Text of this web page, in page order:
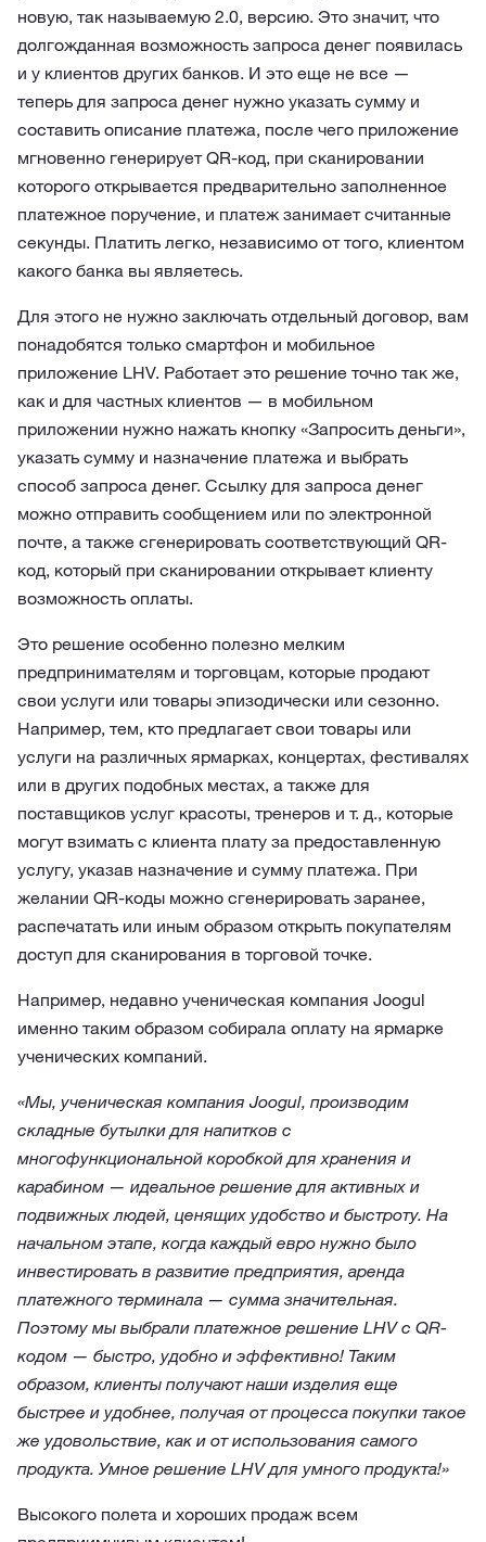
новую, так называемую 2.0, версию. Это значит, что
долгожданная возможность запроса денег появилась
и у клиентов других банков. И это еще не все —
теперь для запроса денег нужно указать сумму и
составить описание платежа, после чего приложение
мгновенно генерирует QR-код, при сканировании
которого открывается предварительно заполненное
платежное поручение, и платеж занимает считанные
секунды. Платить легко, независимо от того, клиентом
какого банка вы являетесь.
Для этого не нужно заключать отдельный договор, вам
понадобятся только смартфон и мобильное
приложение LHV. Работает это решение точно так же,
как и для частных клиентов — в мобильном
приложении нужно нажать кнопку «Запросить деньги»,
указать сумму и назначение платежа и выбрать
способ запроса денег. Ссылку для запроса денег
можно отправить сообщением или по электронной
почте, а также сгенерировать соответствующий QR-
код, который при сканировании открывает клиенту
возможность оплаты.
Это решение особенно полезно мелким
предпринимателям и торговцам, которые продают
свои услуги или товары эпизодически или сезонно.
Например, тем, кто предлагает свои товары или
услуги на различных ярмарках, концертах, фестивалях
или в других подобных местах, а также для
поставщиков услуг красоты, тренеров и т. д., которые
могут взимать с клиента плату за предоставленную
услугу, указав назначение и сумму платежа. При
желании QR-коды можно сгенерировать заранее,
распечатать или иным образом открыть покупателям
доступ для сканирования в торговой точке.
Например, недавно ученическая компания Joogul
именно таким образом собирала оплату на ярмарке
ученических компаний.
«Мы, ученическая компания Joogul, производим
складные бутылки для напитков с
многофункциональной коробкой для хранения и
карабином — идеальное решение для активных и
подвижных людей, ценящих удобство и быстроту. На
начальном этапе, когда каждый евро нужно было
инвестировать в развитие предприятия, аренда
платежного терминала — сумма значительная.
Поэтому мы выбрали платежное решение LHV с QR-
кодом — быстро, удобно и эффективно! Таким
образом, клиенты получают наши изделия еще
быстрее и удобнее, получая от процесса покупки такое
же удовольствие, как и от использования самого
продукта. Умное решение LHV для умного продукта!»
Высокого полета и хороших продаж всем